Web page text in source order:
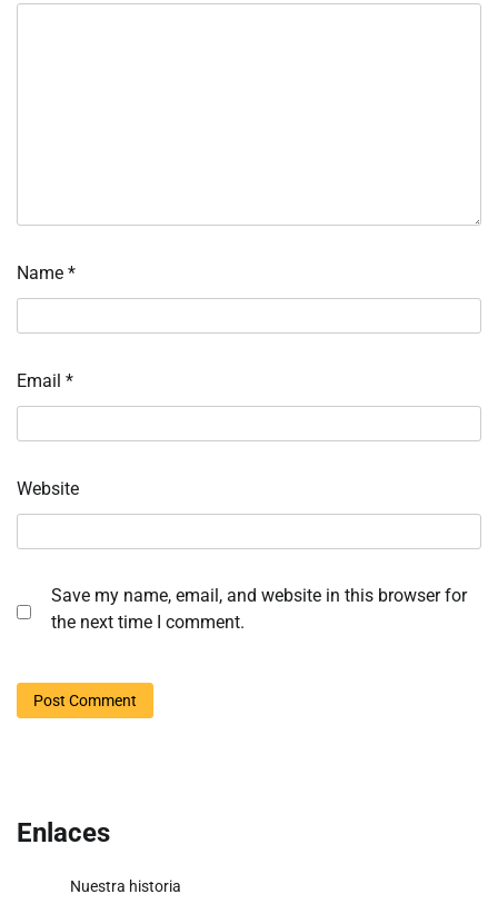
Name *
Email *
Website
Save my name, email, and website in this browser for
the next time I comment.
Enlaces
Nuestra historia